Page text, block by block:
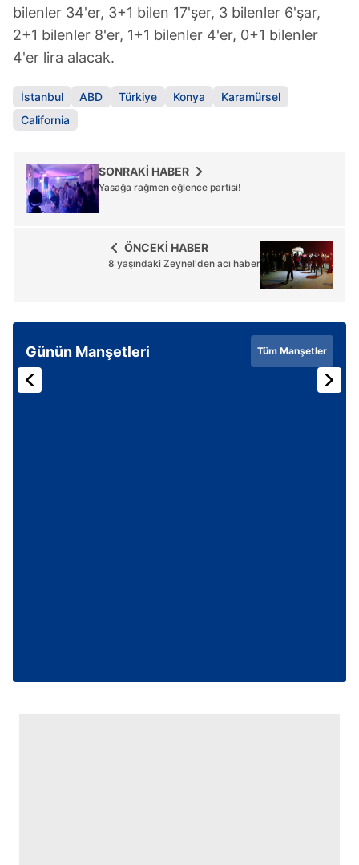
bilenler 34'er, 3+1 bilen 17'şer, 3 bilenler 6'şar,
2+1 bilenler 8'er, 1+1 bilenler 4'er, 0+1 bilenler
4'er lira alacak.
İstanbul ABD Türkiye Konya
Karamürsel
California
SONRAKİ HABER
Yasağa rağmen eğlence partisi!
ÖNCEKİ HABER
8 yaşındaki Zeynel'den acı haber
Günün Manşetleri Tüm Manşetler